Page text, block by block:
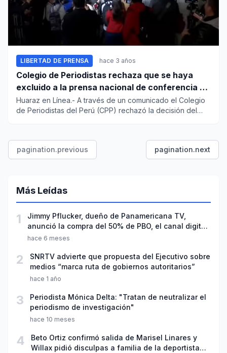
LIBERTAD DE PRENSA hace 3 años
Colegio de Periodistas rechaza que se haya
excluido a la prensa nacional de conferencia en
Palacio
Huaraz en Línea.- A través de un comunicado el Colegio
de Periodistas del Perú (CPP) rechazó la decisión del
pagination.previous pagination.next
Más Leídas
1
Jimmy Pflucker, dueño de Panamericana TV,
anunció la compra del 50% de PBO, el canal digital
de Phillip Butters
hace 6 meses
2
SNRTV advierte que propuesta del Ejecutivo sobre
medios “marca ruta de gobiernos autoritarios”
hace 1 año
3
Periodista Mónica Delta: "Tratan de neutralizar el
periodismo de investigación"
hace 10 meses
4
Beto Ortiz confirmó salida de Marisel Linares y
Willax pidió disculpas a familia de la deportista